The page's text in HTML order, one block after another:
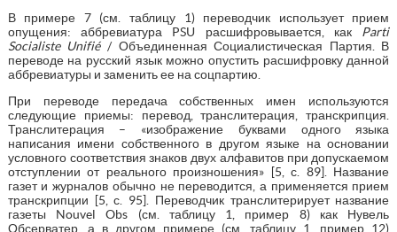
В примере 7 (см. таблицу 1) переводчик использует прием
опущения: аббревиатура PSU расшифровывается, как Parti
Socialiste Unifié/ Объединенная Социалистическая Партия. В
переводе на русский язык можно опустить расшифровку данной
аббревиатуры и заменить ее на соцпартию.
При переводе передача собственных имен используются
следующие приемы: перевод, транслитерация, транскрипция.
Транслитерация – «изображение буквами одного языка
написания имени собственного в другом языке на основании
условного соответствия знаков двух алфавитов при допускаемом
отступлении от реального произношения» [5, с. 89]. Название
газет и журналов обычно не переводится, а применяется прием
транскрипции [5, с. 95]. Переводчик транслитерирует название
газеты Nouvel Obs (см. таблицу 1, пример 8) как Нувель
Обсерватер, а в другом примере (см. таблицу 1, пример 12)